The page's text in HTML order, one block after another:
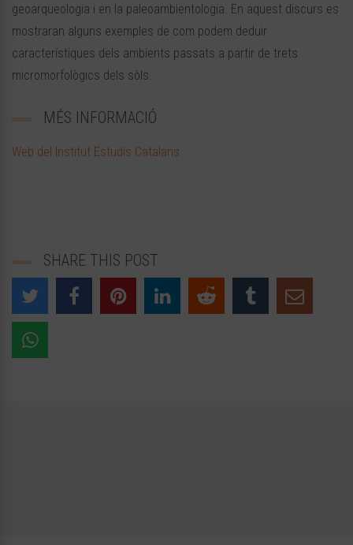
geoarqueologia i en la paleoambientologia. En aquest discurs es
mostraran alguns exemples de com podem deduir
característiques dels ambients passats a partir de trets
micromorfològics dels sòls.
MÉS INFORMACIÓ
Web del Institut Estudis Catalans
SHARE THIS POST